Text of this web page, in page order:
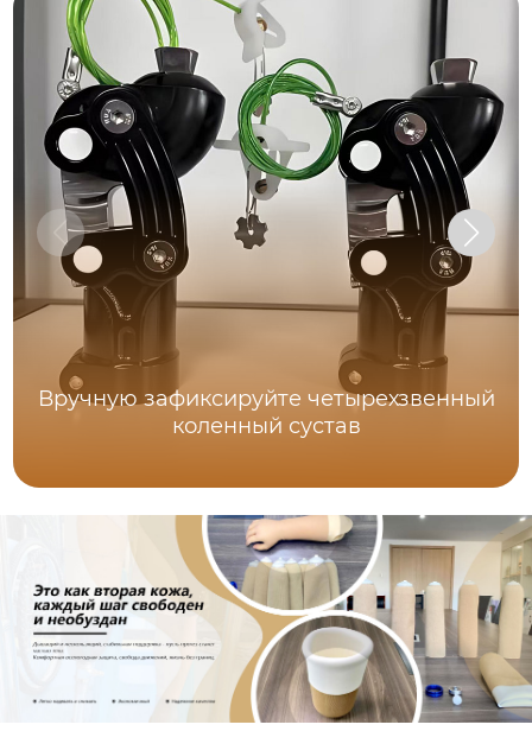
Вручную зафиксируйте четырехзвенный
коленный сустав